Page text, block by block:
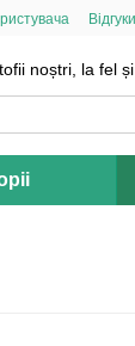
noștri, la fel